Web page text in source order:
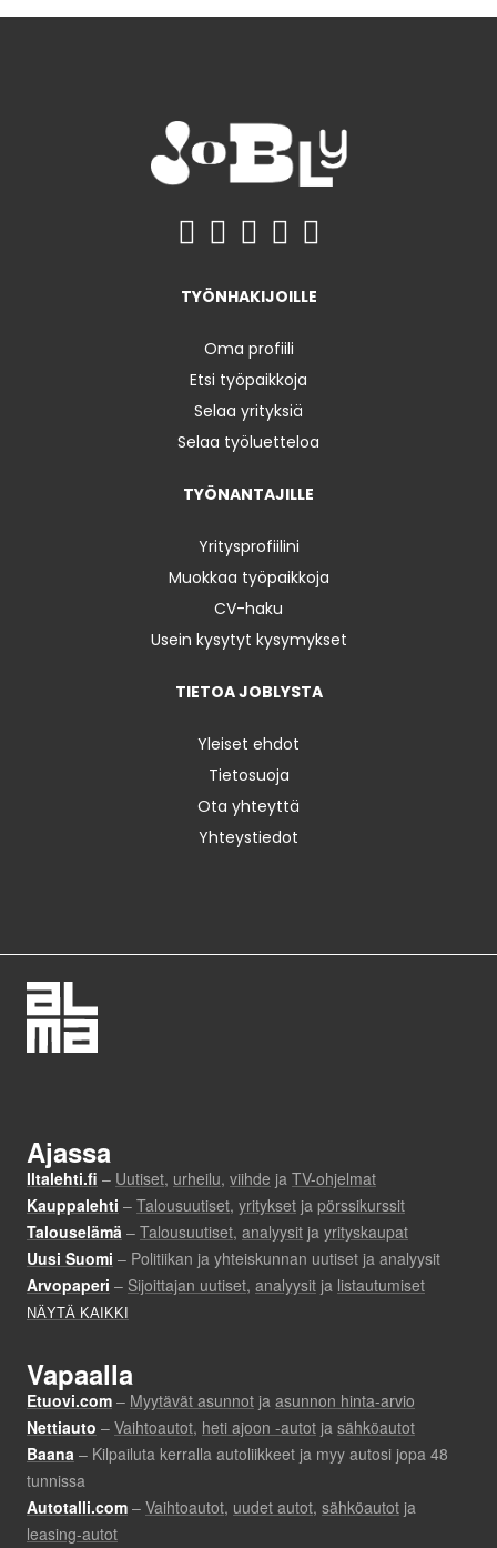
TYÖNHAKIJOILLE
Oma profiili
Etsi työpaikkoja
Selaa yrityksiä
Selaa työluetteloa
TYÖNANTAJILLE
Yritysprofiilini
Muokkaa työpaikkoja
CV-haku
Usein kysytyt kysymykset
TIETOA JOBLYSTA
Yleiset ehdot
Tietosuoja
Ota yhteyttä
Yhteystiedot